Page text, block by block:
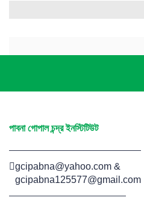
পাবনা গোপাল চন্দ্র ইনস্টিটিউট
gcipabna@yahoo.com &
gcipabna125577@gmail.com